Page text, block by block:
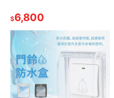
$6,800